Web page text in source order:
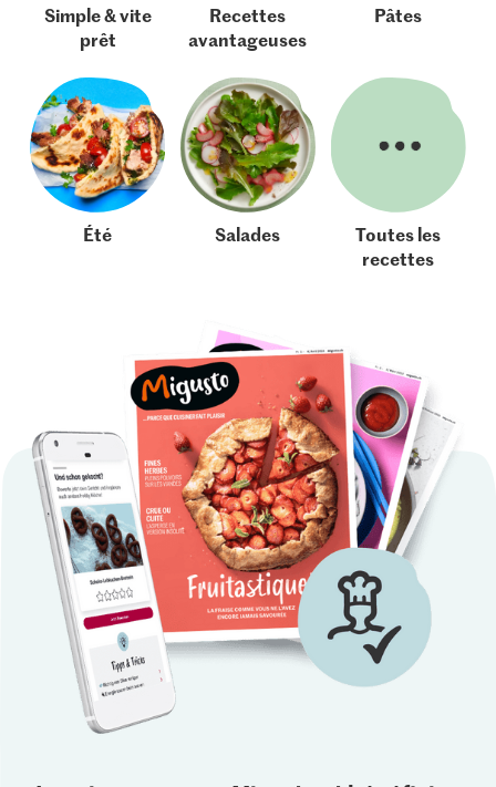
Simple & vite
prêt
Recettes
avantageuses
Pâtes
Été Salades
Toutes les
recettes